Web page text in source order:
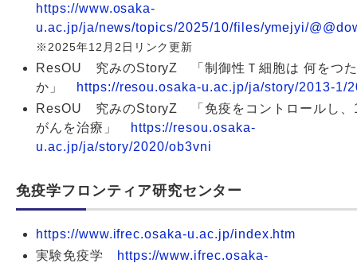
https://www.osaka-
u.ac.jp/ja/news/topics/2025/10/files/ymejyi/
※2025年12月2日リンク更新
ResOU 究みのStoryZ 「制御性Ｔ細胞は 何をつ
か」
https://resou.osaka-u.ac.jp/ja/story/2013-1/
ResOU 究みのStoryZ 「免疫をコントロールし、
がんを治療」
https://resou.osaka-
u.ac.jp/ja/story/2020/ob3vni
免疫学フロンティア研究センター
https://www.ifrec.osaka-u.ac.jp/index.htm
実験免疫学
https://www.ifrec.osaka-